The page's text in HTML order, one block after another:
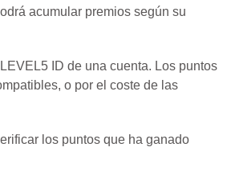
acumular premios según su
ID de una cuenta. Los puntos
o por el coste de las
los puntos que ha ganado